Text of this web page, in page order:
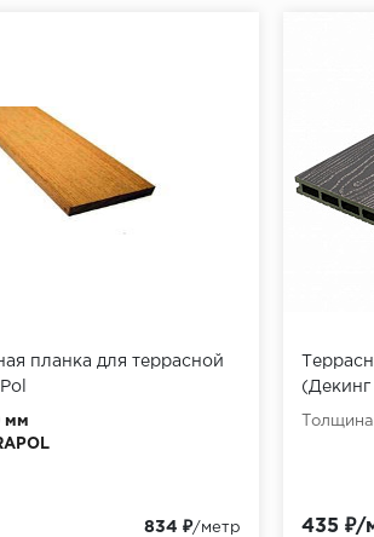
в специальном уходе,
щетку и
(мангал,
Подготовка основания
и т.п. Во избежание застойного
1,5-2% в направлении
подлежащих укладке
(литая бетонная плита): При
монтажа
планка для террасной
мм
834 ₽/метр 435 ₽/